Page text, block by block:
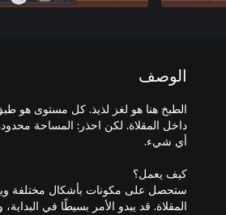
الوصف
الطبخ هنا هو لغز لذيذ. كل مستوى هو
داخل المقلاة. لكن احذر: المساحة
ستحصل على مكونات بأشكال مختلفة
المقلاة. قد يبدو الأمر بسيطًا في